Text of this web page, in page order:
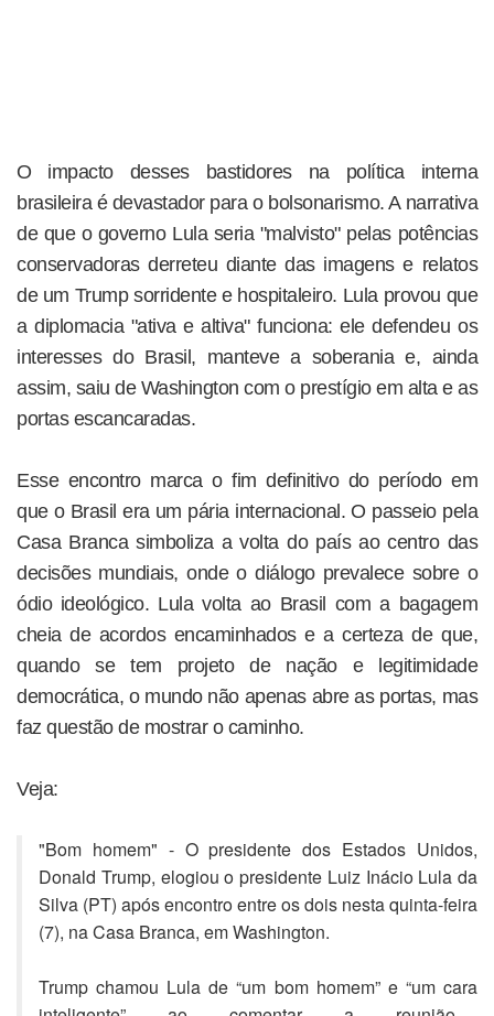
O impacto desses bastidores na política interna
brasileira é devastador para o bolsonarismo. A narrativa
de que o governo Lula seria "malvisto" pelas potências
conservadoras derreteu diante das imagens e relatos
de um Trump sorridente e hospitaleiro. Lula provou que
a diplomacia "ativa e altiva" funciona: ele defendeu os
interesses do Brasil, manteve a soberania e, ainda
assim, saiu de Washington com o prestígio em alta e as
portas escancaradas.
Esse encontro marca o fim definitivo do período em
que o Brasil era um pária internacional. O passeio pela
Casa Branca simboliza a volta do país ao centro das
decisões mundiais, onde o diálogo prevalece sobre o
ódio ideológico. Lula volta ao Brasil com a bagagem
cheia de acordos encaminhados e a certeza de que,
quando se tem projeto de nação e legitimidade
democrática, o mundo não apenas abre as portas, mas
faz questão de mostrar o caminho.
Veja:
"Bom homem" - O presidente dos Estados Unidos,
Donald Trump, elogiou o presidente Luiz Inácio Lula da
Silva (PT) após encontro entre os dois nesta quinta-feira
(7), na Casa Branca, em Washington.
Trump chamou Lula de “um bom homem” e “um cara